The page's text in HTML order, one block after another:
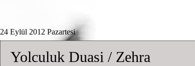
24 Eylül 2012 Pazartesi
Yolculuk Duasi / Zehra